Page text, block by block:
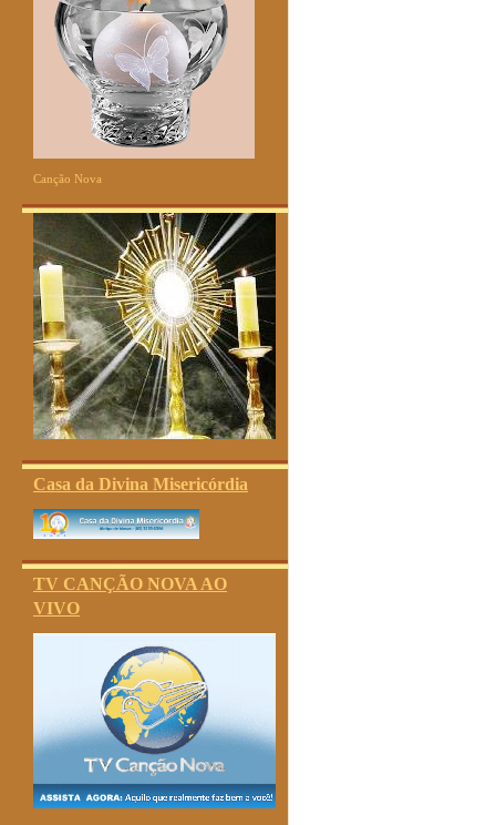
Canção Nova
Casa da Divina Misericórdia
TV CANÇÃO NOVA AO
VIVO